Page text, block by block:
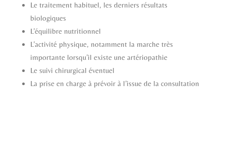
Le traitement habituel, les derniers résultats
biologiques
L’équilibre nutritionnel
L’activité physique, notamment la marche très
importante lorsqu’il existe une artériopathie
Le suivi chirurgical éventuel
La prise en charge à prévoir à l’issue de la consultation